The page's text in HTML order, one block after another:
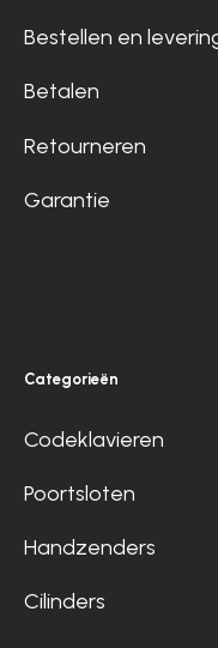
Bestellen en
Betalen
Retourneren
Garantie
Categorieën
Codeklavieren
Poortsloten
Handzenders
Cilinders